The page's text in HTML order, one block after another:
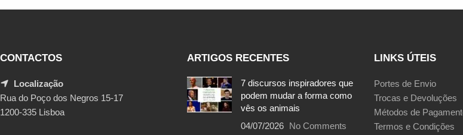
CONTACTOS
Localização
Rua do Poço dos Negros 15-17
1200-335 Lisboa
ARTIGOS RECENTES
7 discursos inspiradores que
podem mudar a forma como
vês os animais
04/07/2026
No Comments
LINKS ÚTEIS
Portes de Envio
Trocas e Devoluções
Métodos de
Termos e Condições